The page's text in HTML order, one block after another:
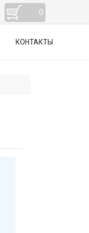
0
КОНТАКТЫ